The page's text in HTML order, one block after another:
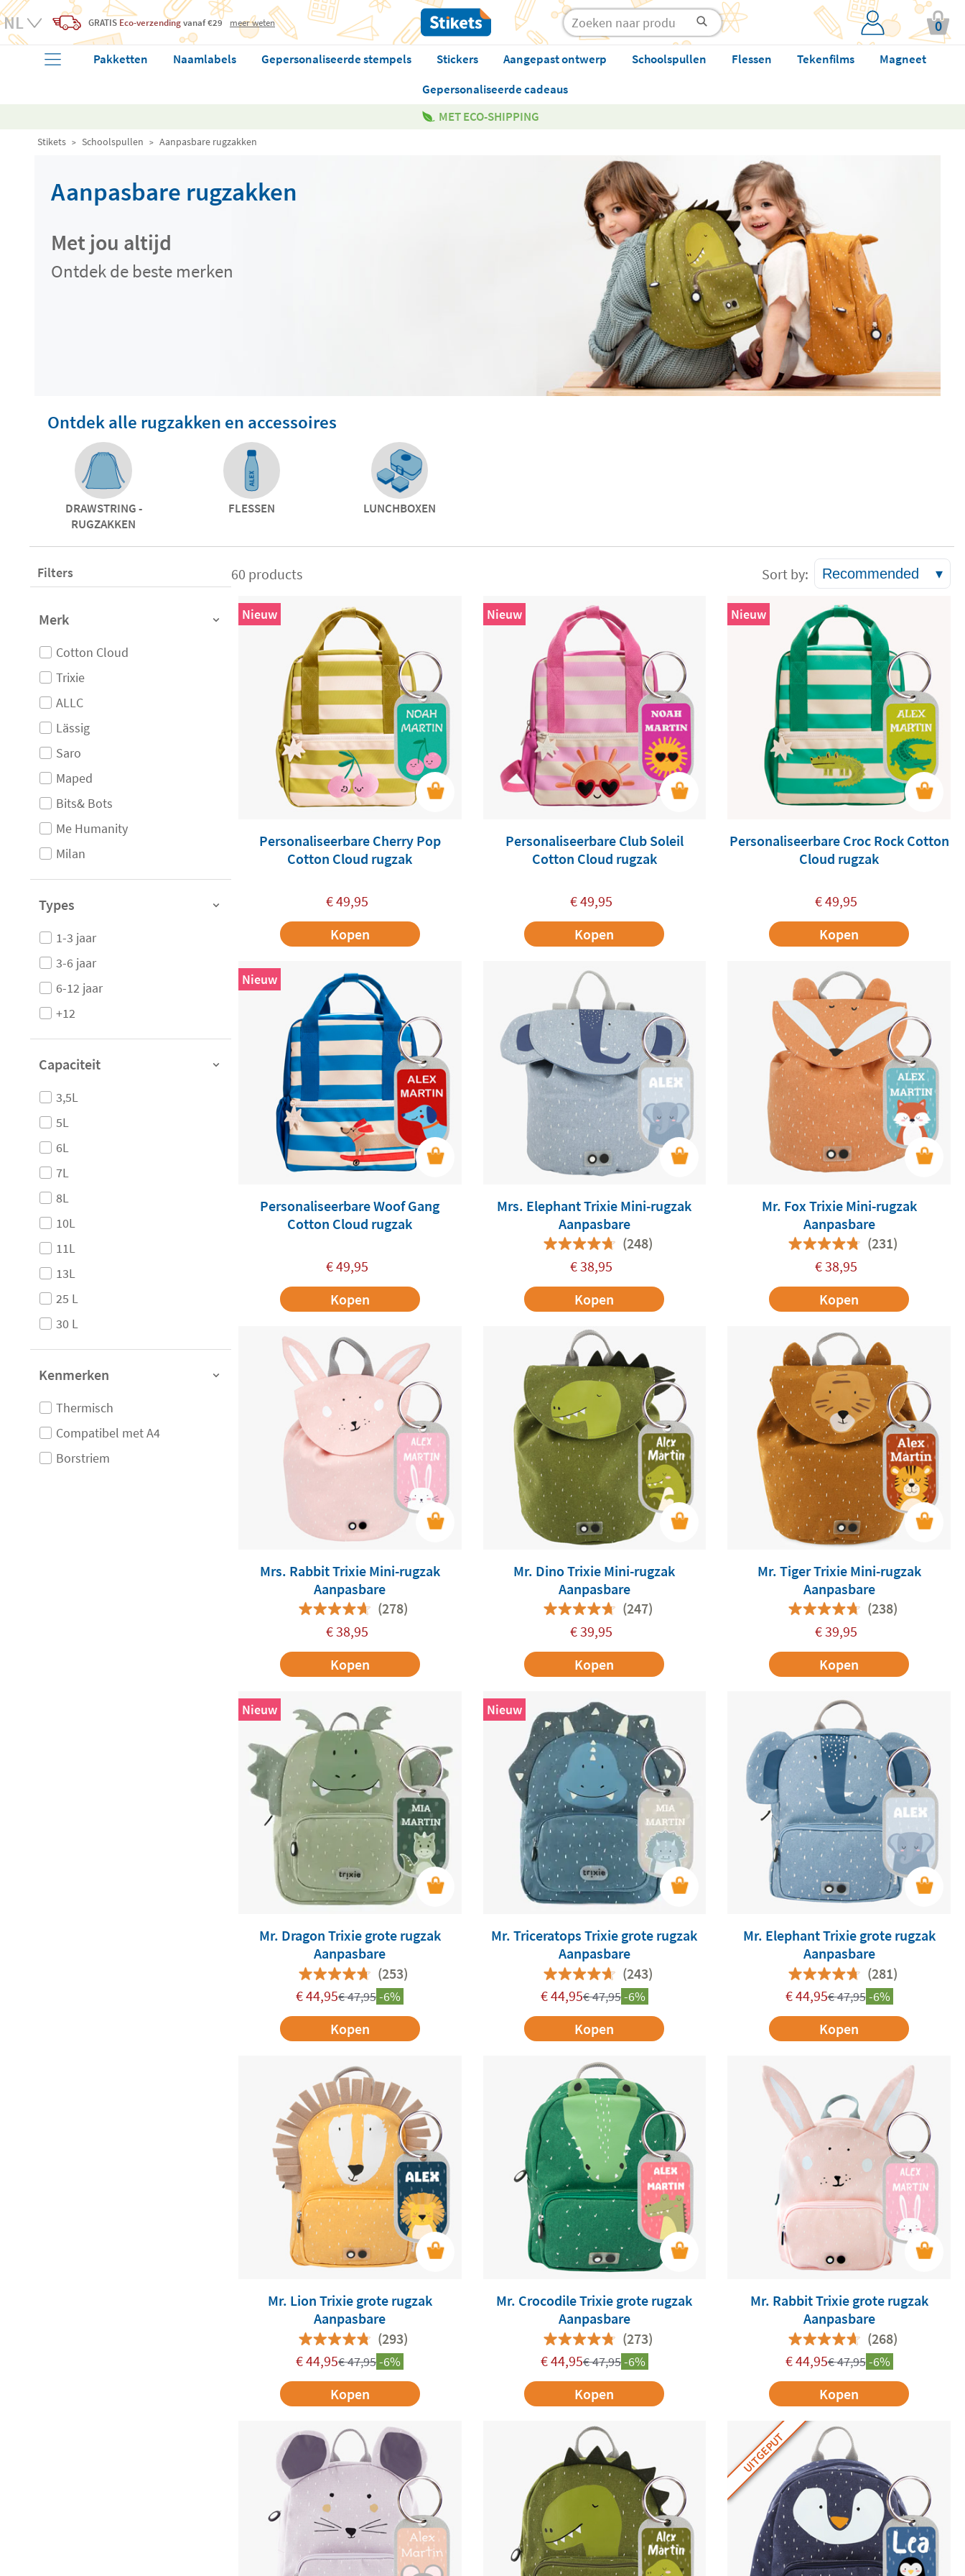
GRATIS Eco-verzendingvanaf €29 meer weten 0
Pakketten Naamlabels Gepersonaliseerde stempels Stickers Aangepast ontwerp Schoolspullen Flessen Tekenfilms
Magneet
Gepersonaliseerde cadeaus
MET ECO-SHIPPING
Stikets Schoolspullen Aanpasbare rugzakken
Aanpasbare rugzakken
Met jou altijd
Ontdek de beste merken
Ontdek alle rugzakken en accessoires
DRAWSTRING -
RUGZAKKEN
FLESSEN LUNCHBOXEN
Filters
Merk
Cotton Cloud
Trixie
ALLC
Lässig
Saro
Maped
Bits& Bots
Me Humanity
Milan
Types
1-3 jaar
3-6 jaar
6-12 jaar
+12
Capaciteit
3,5L
5L
6L
7L
8L
10L
11L
13L
25 L
30 L
Kenmerken
Thermisch
Compatibel met A4
Borstriem
60 products Sort by: Recommended ▾
Nieuw
Personaliseerbare Cherry Pop
Cotton Cloud rugzak
€49,95
Kopen
Nieuw
Personaliseerbare Club Soleil
Cotton Cloud rugzak
€49,95
Kopen
Nieuw
Personaliseerbare Croc Rock Cotton
Cloud rugzak
€49,95
Kopen
Nieuw
Personaliseerbare Woof Gang
Cotton Cloud rugzak
€49,95
Kopen
Mrs. Elephant Trixie Mini-rugzak
Aanpasbare
(248)
€38,95
Kopen
Mr. Fox Trixie Mini-rugzak
Aanpasbare
(231)
€38,95
Kopen
Mrs. Rabbit Trixie Mini-rugzak
Aanpasbare
(278)
€38,95
Kopen
Mr. Dino Trixie Mini-rugzak
Aanpasbare
(247)
€39,95
Kopen
Mr. Tiger Trixie Mini-rugzak
Aanpasbare
(238)
€39,95
Kopen
Nieuw
Mr. Dragon Trixie grote rugzak
Aanpasbare
(253)
€44,95€47,95-6%
Kopen
Nieuw
Mr. Triceratops Trixie grote rugzak
Aanpasbare
(243)
€44,95€47,95-6%
Kopen
Mr. Elephant Trixie grote rugzak
Aanpasbare
(281)
€44,95€47,95-6%
Kopen
Mr. Lion Trixie grote rugzak
Aanpasbare
(293)
€44,95€47,95-6%
Kopen
Mr. Crocodile Trixie grote rugzak
Aanpasbare
(273)
€44,95€47,95-6%
Kopen
Mr. Rabbit Trixie grote rugzak
Aanpasbare
(268)
€44,95€47,95-6%
Kopen
UITGEPUT